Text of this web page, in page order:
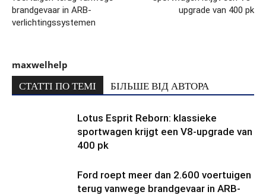
brandgevaar in ARB-
verlichtingssystemen
upgrade van 400 pk
maxwelhelp
СТАТТІ ПО ТЕМІ БІЛЬШЕ ВІД АВТОРА
Lotus Esprit Reborn: klassieke
sportwagen krijgt een V8-upgrade van
400 pk
Ford roept meer dan 2.600 voertuigen
terug vanwege brandgevaar in ARB-